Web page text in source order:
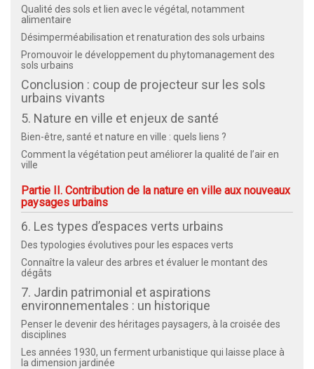
Qualité des sols et lien avec le végétal, notamment
alimentaire
Désimperméabilisation et renaturation des sols urbains
Promouvoir le développement du phytomanagement des
sols urbains
Conclusion : coup de projecteur sur les sols
urbains vivants
5. Nature en ville et enjeux de santé
Bien-être, santé et nature en ville : quels liens ?
Comment la végétation peut améliorer la qualité de l’air en
ville
Partie II. Contribution de la nature en ville aux nouveaux
paysages urbains
6. Les types d’espaces verts urbains
Des typologies évolutives pour les espaces verts
Connaître la valeur des arbres et évaluer le montant des
dégâts
7. Jardin patrimonial et aspirations
environnementales : un historique
Penser le devenir des héritages paysagers, à la croisée des
disciplines
Les années 1930, un ferment urbanistique qui laisse place à
la dimension jardinée